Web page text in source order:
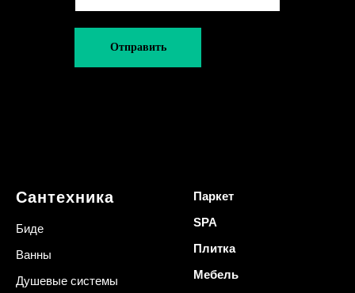
Отправить
Сантехника
Биде
Ванны
Душевые системы
Паркет
SPA
Плитка
Мебель